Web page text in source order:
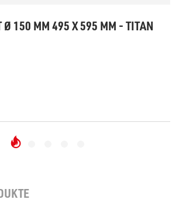
Ø 150 MM 495 X 595 MM - TITAN